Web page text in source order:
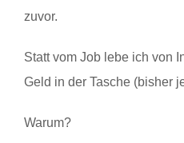
zuvor.
Statt vom Job lebe ich von
Geld in der Tasche (bisher
Warum?